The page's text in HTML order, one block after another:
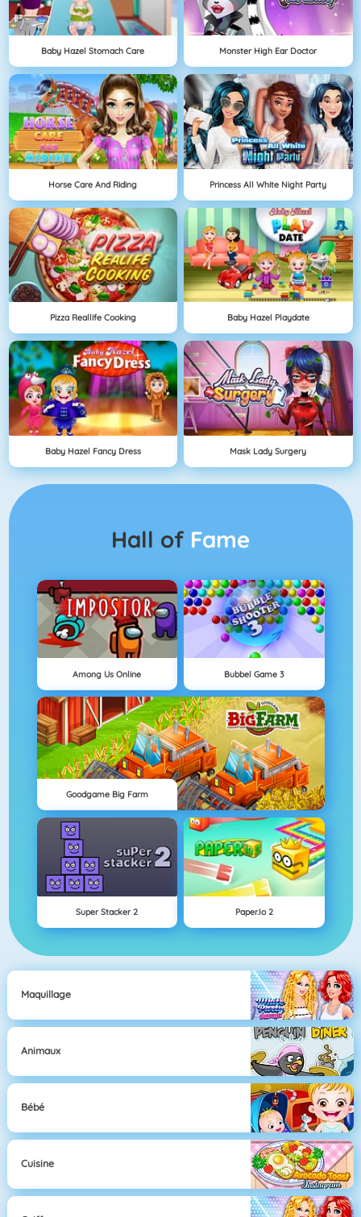
Baby Hazel Stomach Care Monster High Ear Doctor
Horse Care And Riding Princess All White Night Party
Pizza Reallife Cooking Baby Hazel Playdate
Baby Hazel Fancy Dress Mask Lady Surgery
Hall of Fame
Among Us Online Bubbel Game 3
Goodgame Big Farm
Super Stacker 2 Paper.io 2
Maquillage
Animaux
Bébé
Cuisine